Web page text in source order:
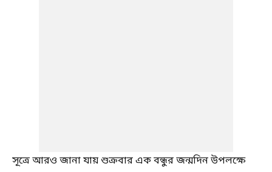
সূত্রে আরও জানা যায় শুক্রবার এক বন্ধুর জন্মদিন উপলক্ষে